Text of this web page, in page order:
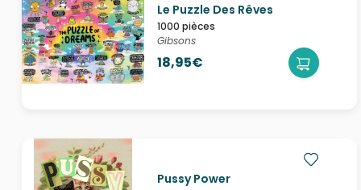
Le Puzzle Des Rêves
1000 pièces
Gibsons
18,95€
Pussy Power